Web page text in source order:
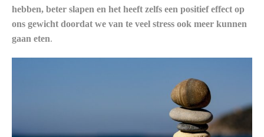
hebben, beter slapen en het heeft zelfs een positief effect op
ons gewicht doordat we van te veel stress ook meer kunnen
gaan eten.